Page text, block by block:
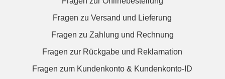
Fragen zu Versand und Lieferung
Fragen zu Zahlung und Rechnung
Fragen zur Rückgabe und Reklamation
Fragen zum Kundenkonto & Kundenkonto-ID